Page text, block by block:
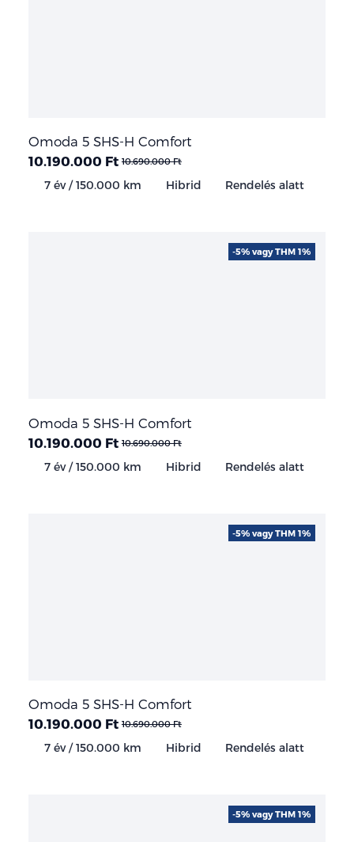
Omoda 5 SHS-H Comfort
10.190.000 Ft 10.690.000 Ft
7 év / 150.000 km Hibrid Rendelés alatt
Omoda 5 SHS-H Comfort
10.190.000 Ft 10.690.000 Ft
7 év / 150.000 km Hibrid Rendelés alatt
-5% vagy THM 1%
Omoda 5 SHS-H Comfort
10.190.000 Ft 10.690.000 Ft
7 év / 150.000 km Hibrid Rendelés alatt
-5% vagy THM 1%
-5% vagy THM 1%